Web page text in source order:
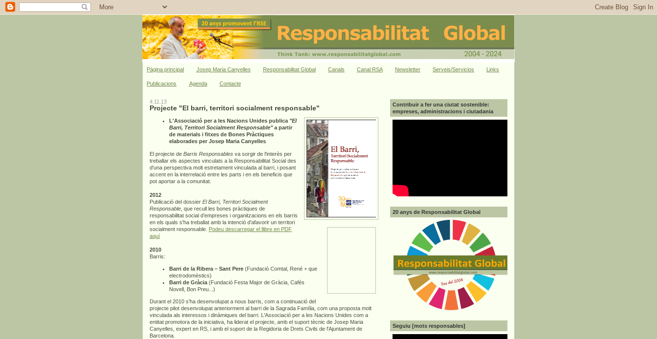
Pàgina principal Josep Maria Canyelles Responsabilitat Global Canals Canal RSA Newsletter Serveis/Servicios Links
Publicacions Agenda Contacte
4.11.13
Projecte "El barri, territori socialment responsable"
L'Associació per a les Nacions Unides publica "El
Barri, Territori Socialment Responsable"a partir
de materials i fitxes de Bones Pràctiques
elaborades per Josep Maria Canyelles
El projecte de Barris Responsables va sorgir de l'interès per
treballar els aspectes vinculats a la Responsabilitat Social des
d'una perspectiva molt estretament vinculada al barri, i posant
accent en la interrelació entre les parts i en els beneficis que
pot aportar a la comunitat.
2012
Publicació del dossier El Barri, Territori Socialment
Responsable , que recull les bones pràctiques de
responsabilitat social d’empreses i organitzacions en els barris
en els quals s'ha treballat amb la intenció d’afavorir un territori
socialment responsable. Podeu descarregar el llibre en PDF
aquí
2010
Barris:
Barri de la Ribera – Sant Pere (Fundació Comtal, René + que
electrodomèstics)
Barri de Gràcia (Fundació Festa Major de Gràcia, Cafès
Novell, Bon Preu...)
Durant el 2010 s'ha desenvolupat a nous barris, com a continuació del
projecte pilot desenvolupat anteriorment al barri de la Sagrada Família, com una proposta molt
vinculada als interessos i dinàmiques del barri. L'Associació per a les Nacions Unides com a
entitat promotora de la iniciativa, ha liderat el projecte, amb el suport tècnic de Josep Maria
Canyelles, expert en RS, i amb el suport de la Regidoria de Drets Civils de l'Ajuntament de
Barcelona.
Contribuir a fer una ciutat sostenible:
empreses, administracions i ciutadania
20 anys de Responsabilitat Global
Seguiu [mots responsables]